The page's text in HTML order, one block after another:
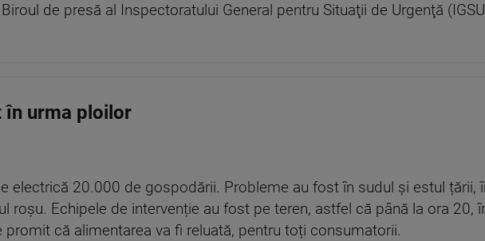
de presă al Inspectoratului General pentru Situaţii de Urgenţă
în urma ploilor
electrică 20.000 de gospodării. Probleme au fost în sudul și estul țării,
roșu. Echipele de intervenție au fost pe teren, astfel că până la ora 20,
promit că alimentarea va fi reluată, pentru toți consumatorii.